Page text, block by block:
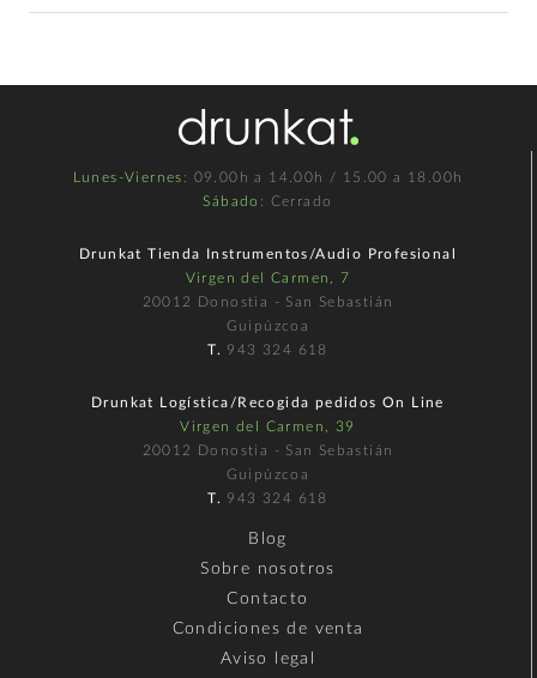
Lunes-Viernes : 09.00h a 14.00h / 15.00 a 18.00h
Sábado : Cerrado
Drunkat Tienda Instrumentos/Audio Profesional
Virgen del Carmen, 7
20012 Donostia - San Sebastián
Guipúzcoa
T. 943 324 618
Drunkat Logística/Recogida pedidos On Line
Virgen del Carmen, 39
20012 Donostia - San Sebastián
Guipúzcoa
T. 943 324 618
Blog
Sobre nosotros
Contacto
Condiciones de venta
Aviso legal